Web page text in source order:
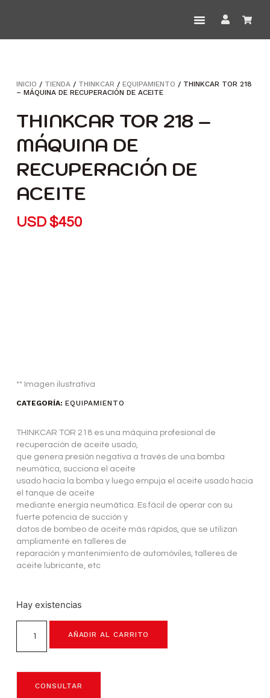
INICIO / TIENDA / THINKCAR / EQUIPAMIENTO / THINKCAR TOR 218
– MÁQUINA DE RECUPERACIÓN DE ACEITE
THINKCAR TOR 218 –
MÁQUINA DE
RECUPERACIÓN DE
ACEITE
USD $450
** Imagen ilustrativa
CATEGORÍA: EQUIPAMIENTO
THINKCAR TOR 218 es una máquina profesional de
recuperación de aceite usado,
que genera presión negativa a través de una bomba
neumática, succiona el aceite
usado hacia la bomba y luego empuja el aceite usado hacia
el tanque de aceite
mediante energía neumática. Es fácil de operar con su
fuerte potencia de succión y
datos de bombeo de aceite más rápidos, que se utilizan
ampliamente en talleres de
reparación y mantenimiento de automóviles, talleres de
aceite lubricante, etc
Hay existencias
AÑADIR AL CARRITO
CONSULTAR